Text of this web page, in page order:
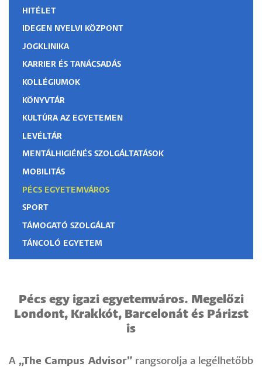
HITÉLET
IDEGEN NYELVI KÖZPONT
JOGKLINIKA
KARRIER ÉS TANÁCSADÁS
KOLLÉGIUMOK
KÖNYVTÁR
KULTÚRA AZ EGYETEMEN
LEVÉLTÁR
MENTÁLHIGIÉNÉS SZOLGÁLTATÁSOK
MOBILITÁS
PÉCS EGYETEMVÁROS
SPORT
TÁMOGATÓ SZOLGÁLAT
TÁNCOLÓ EGYETEM
Pécs egy igazi egyetemváros. Megelőzi
Londont, Krakkót, Barcelonát és Párizst
is
A„The Campus Advisor”rangsorolja a legélhetőbb